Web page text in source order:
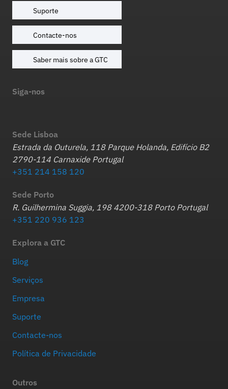
Suporte
Contacte-nos
Saber mais sobre a GTC
Siga-nos
Sede Lisboa
Estrada da Outurela, 118 Parque Holanda, Edifício B2
2790-114 Carnaxide Portugal
+351 214 158 120
Sede Porto
R. Guilhermina Suggia, 198 4200-318 Porto Portugal
+351 220 936 123
Explora a GTC
Blog
Serviços
Empresa
Suporte
Contacte-nos
Política de Privacidade
Outros